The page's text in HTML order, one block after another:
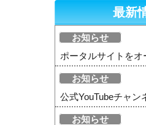
最新
お知らせ
ポータルサイトをオ
お知らせ
公式YouTubeチャン
お知らせ